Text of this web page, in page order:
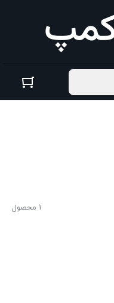
1 محصول